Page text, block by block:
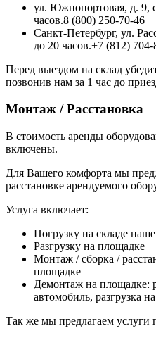
ул. Южнопортовая, д. 9,
часов.8 (800) 250-70-46
Санкт-Петербург, ул.
до 20 часов.+7 (812) 704-
Перед выездом на склад
позвонив нам за 1 час до
Монтаж / Расстановка
В стоимость аренды
включены.
Для Вашего комфорта мы
расстановке арендуемого
Услуга включает:
Погрузку на складе
Разгрузку на площадке
Монтаж / сборка /
площадке
Демонтаж на площадке:
автомобиль, разгрузка
Так же мы предлагаем услуги